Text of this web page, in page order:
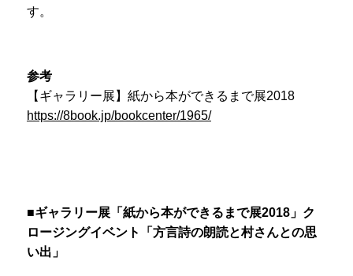
す。
参考
【ギャラリー展】紙から本ができるまで展2018
https://8book.jp/bookcenter/1965/
■ギャラリー展「紙から本ができるまで展2018」ク
ロージングイベント「方言詩の朗読と村さんとの思
い出」